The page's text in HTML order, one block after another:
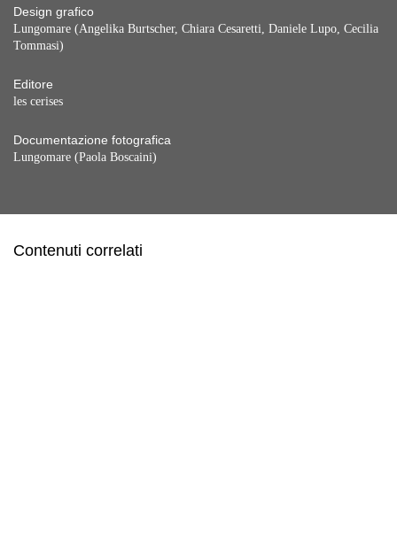
Design grafico
Lungomare (Angelika Burtscher, Chiara Cesaretti, Daniele Lupo, Cecilia
Tommasi)
Editore
les cerises
Documentazione fotografica
Lungomare (Paola Boscaini)
Contenuti correlati